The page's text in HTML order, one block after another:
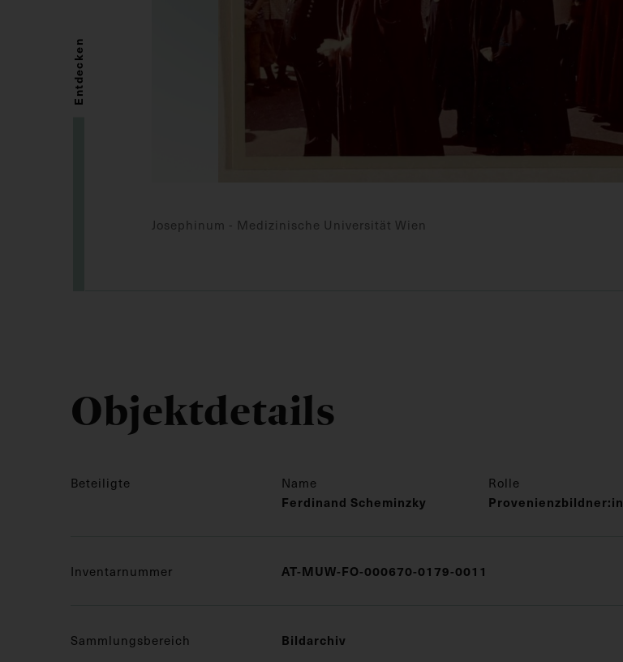
Josephinum - Medizinische Universität Wien
Entdecken
Objektdetails
Beteiligte Name Rolle
Ferdinand Scheminzky Provenienzbildner:in
Inventarnummer AT-MUW-FO-000670-0179-0011
Sammlungsbereich Bildarchiv